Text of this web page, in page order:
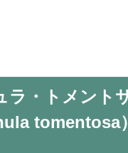
ラ・トメント
tomentosa